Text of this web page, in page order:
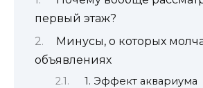
первый этаж?
Минусы, о которых
объявлениях
1. Эффект аквариума